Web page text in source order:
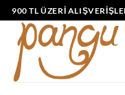
İçeriğe
atla
900 TL ÜZERI